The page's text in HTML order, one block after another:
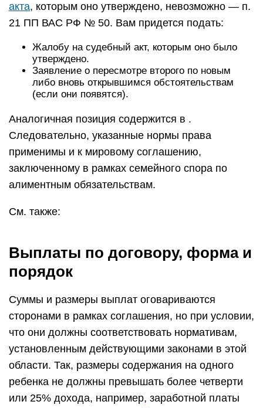
акта, которым оно утверждено, невозможно — п.
21 ПП ВАС РФ № 50. Вам придется подать:
Жалобу на судебный акт, которым оно было
утверждено.
Заявление о пересмотре второго по новым
либо вновь открывшимся обстоятельствам
(если они появятся).
Аналогичная позиция содержится в .
Следовательно, указанные нормы права
применимы и к мировому соглашению,
заключенному в рамках семейного спора по
алиментным обязательствам.
См. также:
Выплаты по договору, форма и
порядок
Суммы и размеры выплат оговариваются
сторонами в рамках соглашения, но при условии,
что они должны соответствовать нормативам,
установленным действующими законами в этой
области. Так, размеры содержания на одного
ребенка не должны превышать более четверти
или 25% дохода, например, заработной платы